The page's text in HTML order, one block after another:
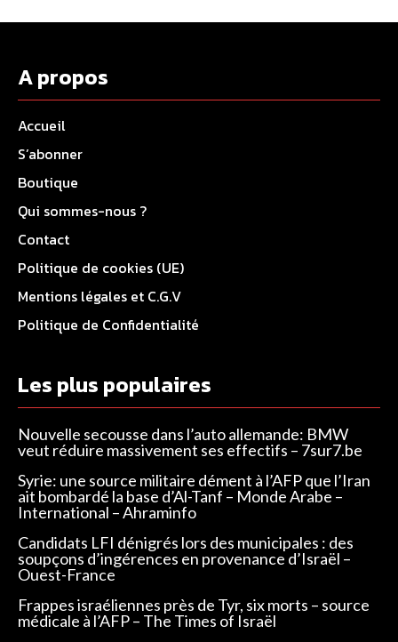
A propos
Accueil
S’abonner
Boutique
Qui sommes-nous ?
Contact
Politique de cookies (UE)
Mentions légales et C.G.V
Politique de Confidentialité
Les plus populaires
Nouvelle secousse dans l’auto allemande: BMW
veut réduire massivement ses effectifs – 7sur7.be
Syrie: une source militaire dément à l’AFP que l’Iran
ait bombardé la base d’Al-Tanf – Monde Arabe –
International – Ahraminfo
Candidats LFI dénigrés lors des municipales : des
soupçons d’ingérences en provenance d’Israël –
Ouest-France
Frappes israéliennes près de Tyr, six morts – source
médicale à l’AFP – The Times of Israël